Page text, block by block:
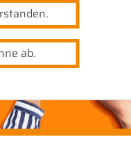
ab.